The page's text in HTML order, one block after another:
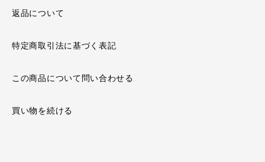
返品について
特定商取引法に基づく表記
この商品について問い合わせる
買い物を続ける